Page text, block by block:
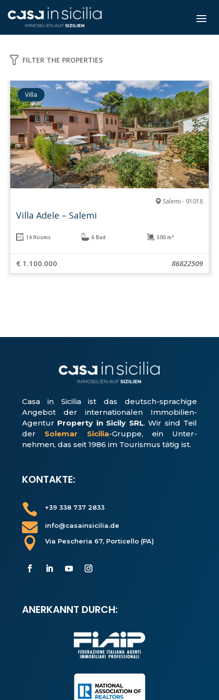
FILTER THE PROPERTIES
Villa
Salemi - 91018
Villa Adele – Salemi
14 Rooms 6 Bad 500 m²
€ 1.100.000 86822509
Casa in Sicilia ist das deutsch-sprachige
Angebot der internationalen Immobilien-
Agentur Property in Sicily SRL. Wir sind Teil
der Solemar Sicilia-Gruppe, ein Unter­
nehmen, das seit 1986 im Tourismus tätig ist.
KONTAKTE:
 +39 338 737 2833
 info@casainsicilia.de
 Via Pescheria 67, Porticello (PA)
ANERKANNT DURCH: